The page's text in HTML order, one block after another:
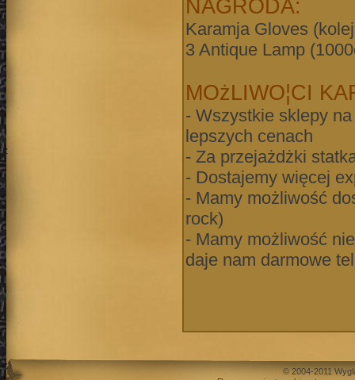
NAGRODA:
Karamja Gloves
3 Antique Lamp
MOżLIWO¦CI
- Wszystkie sklepy
lepszych cenach
- Za przejażdżki
- Dostajemy więcej
- Mamy możliwość
rock)
- Mamy możliwość
daje nam darmowe
© 2004-2011